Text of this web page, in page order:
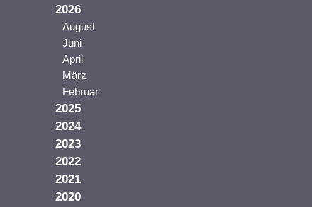
2026
August
Juni
April
März
Februar
2025
2024
2023
2022
2021
2020